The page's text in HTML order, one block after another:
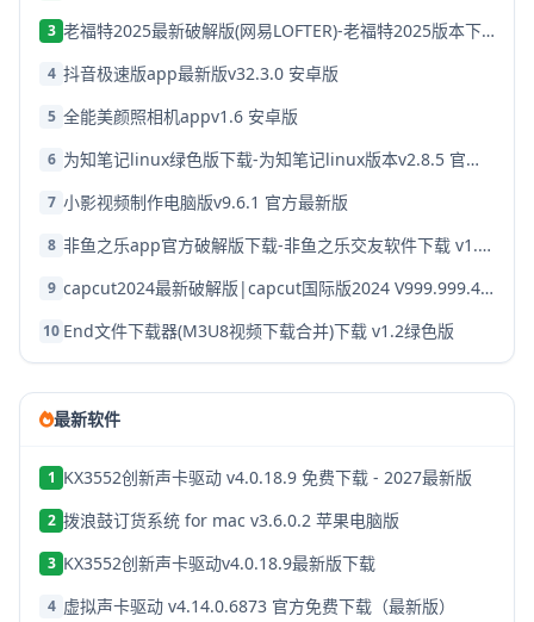
3 老福特2025最新破解版(网易LOFTER)-老福特2025版本下载v8.1.22
4 抖音极速版app最新版v32.3.0 安卓版
5 全能美颜照相机appv1.6 安卓版
6 为知笔记linux绿色版下载-为知笔记linux版本v2.8.5 官方破解版
7 小影视频制作电脑版v9.6.1 官方最新版
8 非鱼之乐app官方破解版下载-非鱼之乐交友软件下载 v1.3.9安卓版
9 capcut2024最新破解版|capcut国际版2024 V999.999.45 安卓版下载
10 End文件下载器(M3U8视频下载合并)下载 v1.2绿色版
最新软件
1 KX3552创新声卡驱动 v4.0.18.9 免费下载 - 2027最新版
2 拨浪鼓订货系统 for mac v3.6.0.2 苹果电脑版
3 KX3552创新声卡驱动v4.0.18.9最新版下载
4 虚拟声卡驱动 v4.14.0.6873 官方免费下载（最新版）